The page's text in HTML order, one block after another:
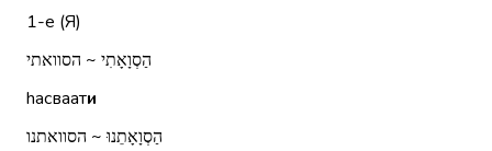
1-е (Я)
הַסְוָאָתִי ~ הסוואתי
hасваати
הַסְוָאָתֵנוּ ~ הסוואתנו